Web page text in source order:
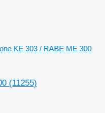
KE 303 / RABE ME 300
(11255)